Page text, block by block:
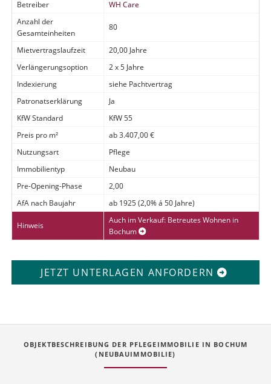
Betreiber
WH Care
Anzahl der
Gesamteinheiten
80
Mietvertragslaufzeit
20,00 Jahre
Verlängerungsoption
2 x 5 Jahre
Indexierung
siehe Pachtvertrag
Patronatserklärung
Ja
KfW Standard
KfW 55
Preis pro m²
ab 3.407,00 €
Nutzungsart
Pflege
Immobilientyp
Neubau
Pre-Opening-Phase
2,00
AfA nach Baujahr
ab 1925 (2,0% á 50 Jahre)
Hinweis
Auch im Verkauf: Betreutes Wohnen in
Bochum
JETZT UNTERLAGEN ANFORDERN
OBJEKTBESCHREIBUNG DER PFLEGEIMMOBILIE IN BOCHUM
(NEUBAUIMMOBILIE)